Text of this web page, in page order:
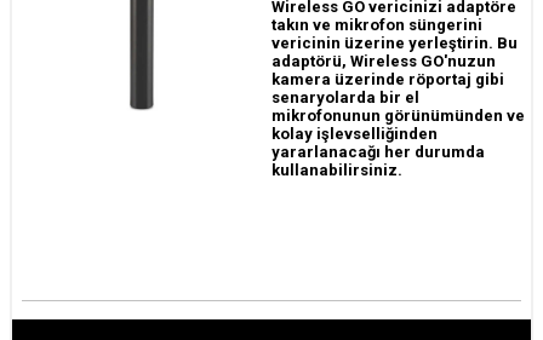
Wireless GO vericinizi adaptöre
takın ve mikrofon süngerini
vericinin üzerine yerleştirin. Bu
adaptörü, Wireless GO'nuzun
kamera üzerinde röportaj gibi
senaryolarda bir el
mikrofonunun görünümünden ve
kolay işlevselliğinden
yararlanacağı her durumda
kullanabilirsiniz.